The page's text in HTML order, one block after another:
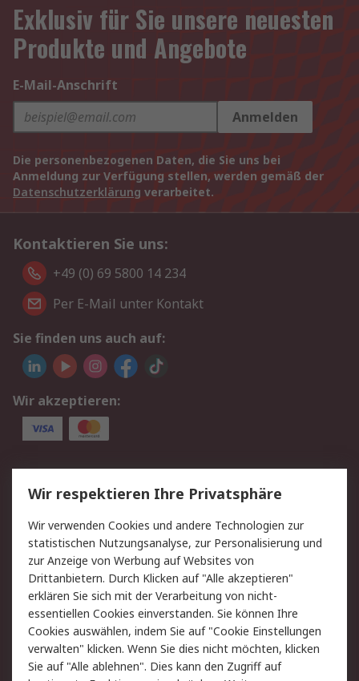
Exklusiv für Sie unsere neuesten
Produkte und Angebote
E-Mail-Anschrift
Anmelden
Die personenbezogenen Daten, die Sie uns bei
Anmeldung zur Verfügung stellen, werden gemäß der
Datenschutzerklärung verarbeitet.
Kontaktieren Sie uns:
+49 (0) 69 5800 14 234
Per E-Mail unter Kontakt
Sie finden uns auch auf:
Wir akzeptieren:
Service
Value Added Services
Lieferlösungen
Rücksendungen
Kontakt
Hilfe
Privatkunden
Rechtliches
AGB
Datenschutz
Cookie-Richtlinie
Zahlungsbedingungen
Copyright/Impressum
Entsorgung
Wir respektieren Ihre Privatsphäre
Wir verwenden Cookies und andere Technologien zur
statistischen Nutzungsanalyse, zur Personalisierung und
zur Anzeige von Werbung auf Websites von
Drittanbietern. Durch Klicken auf "Alle akzeptieren"
erklären Sie sich mit der Verarbeitung von nicht-
essentiellen Cookies einverstanden. Sie können Ihre
Cookies auswählen, indem Sie auf "Cookie Einstellungen
verwalten" klicken. Wenn Sie dies nicht möchten, klicken
Sie auf "Alle ablehnen". Dies kann den Zugriff auf